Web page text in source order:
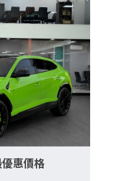
惠價格